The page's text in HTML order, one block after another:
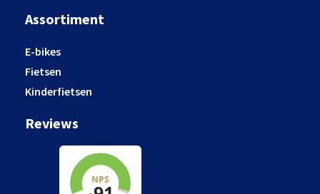
Assortiment
E-bikes
Fietsen
Kinderfietsen
Reviews